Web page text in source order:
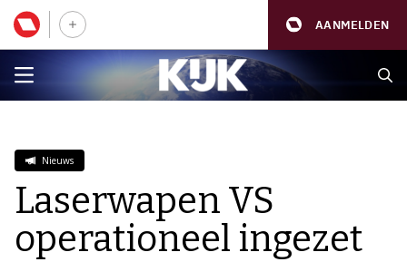
AANMELDEN
Nieuws
Laserwapen VS
operationeel ingezet